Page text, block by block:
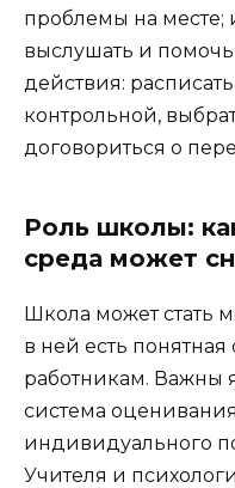
проблемы на месте;
выслушать и
действия:
контрольной,
договориться о
Роль школы:
среда может
Школа может стать
в ней есть
работникам. Важны
система
индивидуального
Учителя и